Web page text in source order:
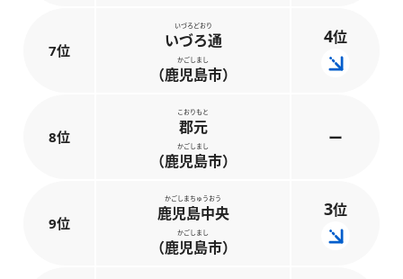
7位
いづろどおり
いづろ通
かごしまし
（鹿児島市）
4位
8位
こおりもと
郡元
かごしまし
（鹿児島市）
ー
9位
かごしまちゅうおう
鹿児島中央
かごしまし
（鹿児島市）
3位